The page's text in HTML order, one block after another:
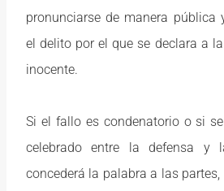
pronunciarse de manera pública
el delito por el que se declara a
inocente.
Si el fallo es condenatorio o si
celebrado entre la defensa y
concederá la palabra a las partes,